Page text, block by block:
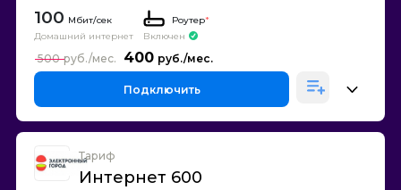
100
Домашний интернет
Роутер*
Включен
400
500
Подключить
Тариф
Интернет 600